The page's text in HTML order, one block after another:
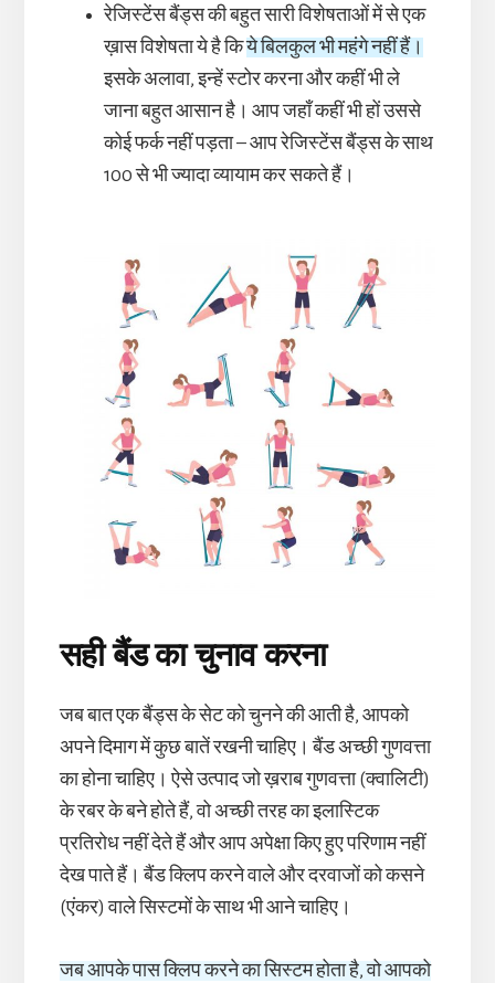
रेजिस्टेंस बैंड्स की बहुत सारी विशेषताओं में से एक
ख़ास विशेषता ये है किये बिलकुल भी महंगे नहीं हैं।
इसके अलावा, इन्हें स्टोर करना और कहीं भी ले
जाना बहुत आसान है। आप जहाँ कहीं भी हों उससे
कोई फर्क नहीं पड़ता – आप रेजिस्टेंस बैंड्स के साथ
100 से भी ज्यादा व्यायाम कर सकते हैं।
सही बैंड का चुनाव करना
जब बात एक बैंड्स के सेट को चुनने की आती है, आपको
अपने दिमाग में कुछ बातें रखनी चाहिए। बैंड अच्छी गुणवत्ता
का होना चाहिए। ऐसे उत्पाद जो ख़राब गुणवत्ता (क्वालिटी)
के रबर के बने होते हैं, वो अच्छी तरह का इलास्टिक
प्रतिरोध नहीं देते हैं और आप अपेक्षा किए हुए परिणाम नहीं
देख पाते हैं। बैंड क्लिप करने वाले और दरवाजों को कसने
(एंकर) वाले सिस्टमों के साथ भी आने चाहिए।
जब आपके पास क्लिप करने का सिस्टम होता है, वो आपको